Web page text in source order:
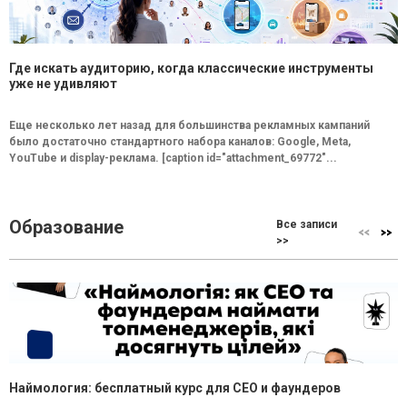
Где искать аудиторию, когда классические инструменты
уже не удивляют
Еще несколько лет назад для большинства рекламных кампаний
было достаточно стандартного набора каналов: Google, Meta,
YouTube и display-реклама. [caption id="attachment_69772"...
Образование
Все записи
>>
Наймология: бесплатный курс для CEO и фаундеров